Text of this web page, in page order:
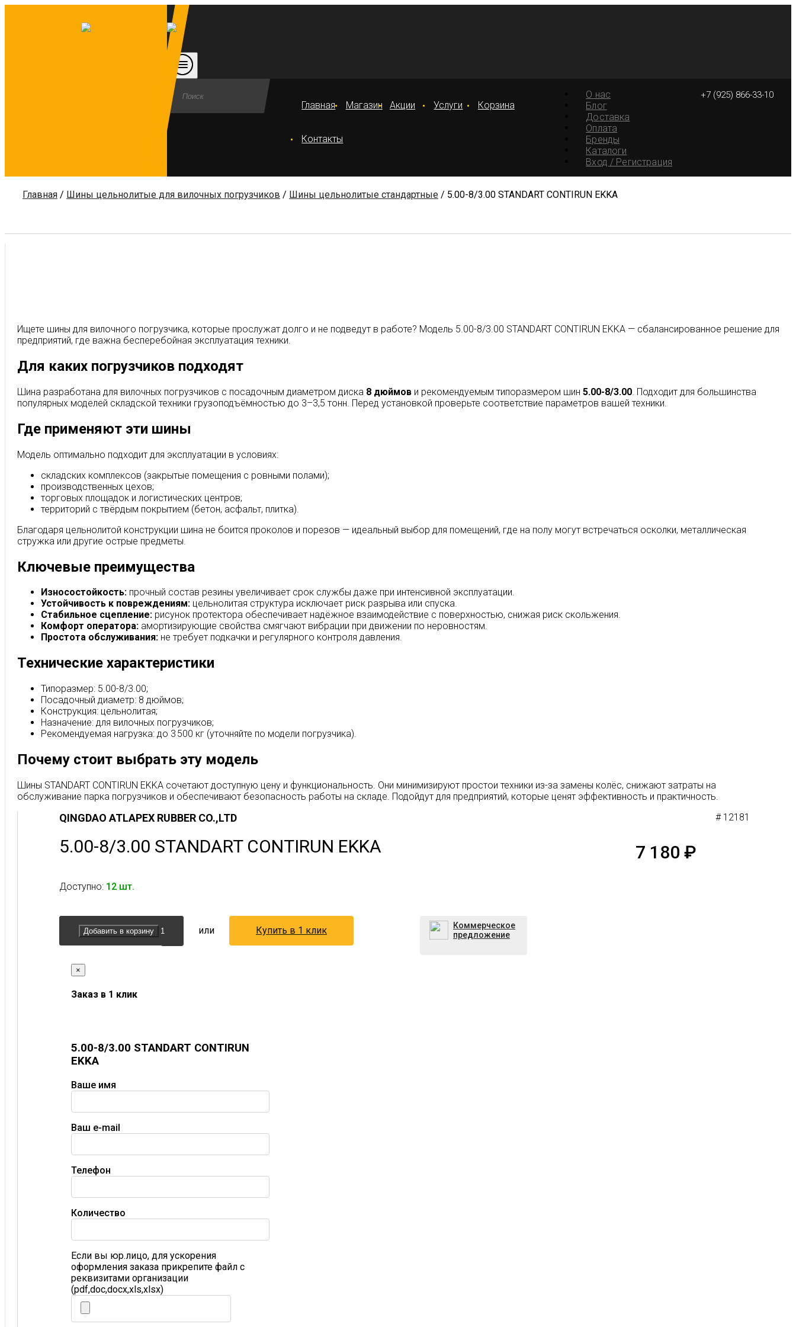
+7 (925) 866-33-10
О нас
Блог
Доставка
Оплата
Бренды
Каталоги
Вход / Регистрация
Главная Магазин Акции Услуги Корзина
Контакты
Главная / Шины цельнолитые для вилочных погрузчиков / Шины цельнолитые стандартные / 5.00-8/3.00 STANDART CONTIRUN EKKA
Ищете шины для вилочного погрузчика, которые прослужат долго и не подведут в работе? Модель 5.00-8/3.00 STANDART CONTIRUN EKKA — сбалансированное решение для
предприятий, где важна бесперебойная эксплуатация техники.
Для каких погрузчиков подходят
Шина разработана для вилочных погрузчиков с посадочным диаметром диска 8 дюймов и рекомендуемым типоразмером шин 5.00-8/3.00. Подходит для большинства
популярных моделей складской техники грузоподъёмностью до 3–3,5 тонн. Перед установкой проверьте соответствие параметров вашей техники.
Где применяют эти шины
Модель оптимально подходит для эксплуатации в условиях:
складских комплексов (закрытые помещения с ровными полами);
производственных цехов;
торговых площадок и логистических центров;
территорий с твёрдым покрытием (бетон, асфальт, плитка).
Благодаря цельнолитой конструкции шина не боится проколов и порезов — идеальный выбор для помещений, где на полу могут встречаться осколки, металлическая
стружка или другие острые предметы.
Ключевые преимущества
Износостойкость: прочный состав резины увеличивает срок службы даже при интенсивной эксплуатации.
Устойчивость к повреждениям: цельнолитая структура исключает риск разрыва или спуска.
Стабильное сцепление: рисунок протектора обеспечивает надёжное взаимодействие с поверхностью, снижая риск скольжения.
Комфорт оператора: амортизирующие свойства смягчают вибрации при движении по неровностям.
Простота обслуживания: не требует подкачки и регулярного контроля давления.
Технические характеристики
Типоразмер: 5.00-8/3.00;
Посадочный диаметр: 8 дюймов;
Конструкция: цельнолитая;
Назначение: для вилочных погрузчиков;
Рекомендуемая нагрузка: до 3 500 кг (уточняйте по модели погрузчика).
Почему стоит выбрать эту модель
Шины STANDART CONTIRUN EKKA сочетают доступную цену и функциональность. Они минимизируют простои техники из-за замены колёс, снижают затраты на
обслуживание парка погрузчиков и обеспечивают безопасность работы на складе. Подойдут для предприятий, которые ценят эффективность и практичность.
QINGDAO ATLAPEX RUBBER CO.,LTD # 12181
5.00-8/3.00 STANDART CONTIRUN EKKA 7 180 ₽
Доступно: 12 шт.
Добавить в корзину или Купить в 1 клик
Коммерческое
предложение
×
Заказ в 1 клик
5.00-8/3.00 STANDART CONTIRUN
EKKA
Ваше имя
Ваш e-mail
Телефон
Количество
Если вы юр.лицо, для ускорения
оформления заказа прикрепите файл с
реквизитами организации
(pdf,doc,docx,xls,xlsx)